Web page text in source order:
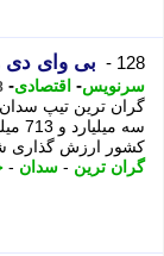
128 - بی وای دی هان؛
سرنویس- اقتصادی- 8 ماه پیش
سه
کشور ارزش گذاری
گران ترین - سدان -